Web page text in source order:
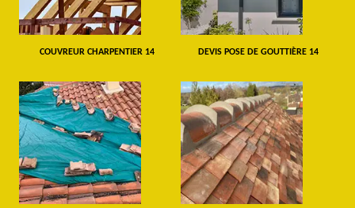
COUVREUR CHARPENTIER 14 DEVIS POSE DE GOUTTIÈRE 14